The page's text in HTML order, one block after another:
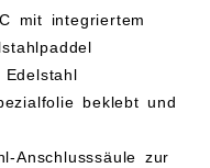
mit integriertem
beklebt und
Anschlusssäule zur